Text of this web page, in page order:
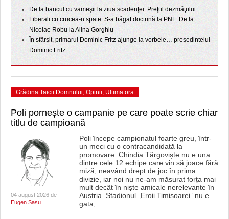
De la bancul cu vameşii la ziua scadenţei. Preţul dezmăţului
Liberali cu crucea-n spate. S-a băgat doctrină la PNL. De la
Nicolae Robu la Alina Gorghiu
În sfârşit, primarul Dominic Fritz ajunge la vorbele… preşedintelui
Dominic Fritz
Grădina Taicii Domnului, Opinii, Ultima ora
Poli pornește o campanie pe care poate scrie chiar
titlu de campioană
04 august 2026 de
Eugen Sasu
Poli începe campionatul foarte greu, într-
un meci cu o contracandidată la
promovare. Chindia Târgoviște nu e una
dintre cele 12 echipe care vin să joace fără
miză, neavând drept de joc în prima
divizie, iar noi nu ne-am măsurat forța mai
mult decât în niște amicale nerelevante în
Austria. Stadionul „Eroii Timișoarei” nu e
gata,…